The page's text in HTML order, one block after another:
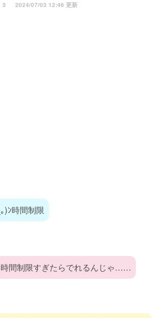
3 2024/07/03 12:46 更新
)ﾝ時間制限
時間制限すぎたらでれるんじゃ……